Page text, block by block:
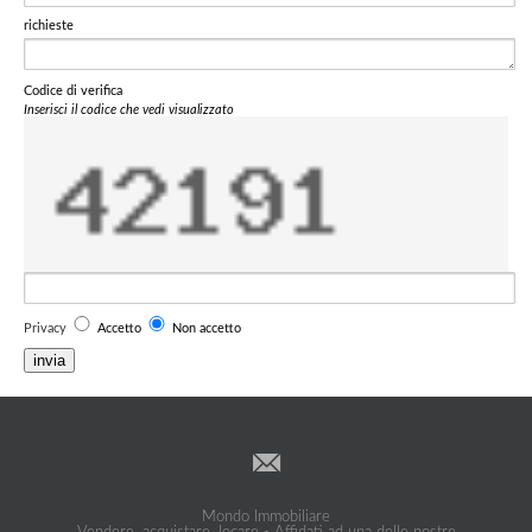
richieste
Codice di verifica
Inserisci il codice che vedi visualizzato
Privacy Accetto Non accetto
invia
Mondo Immobiliare